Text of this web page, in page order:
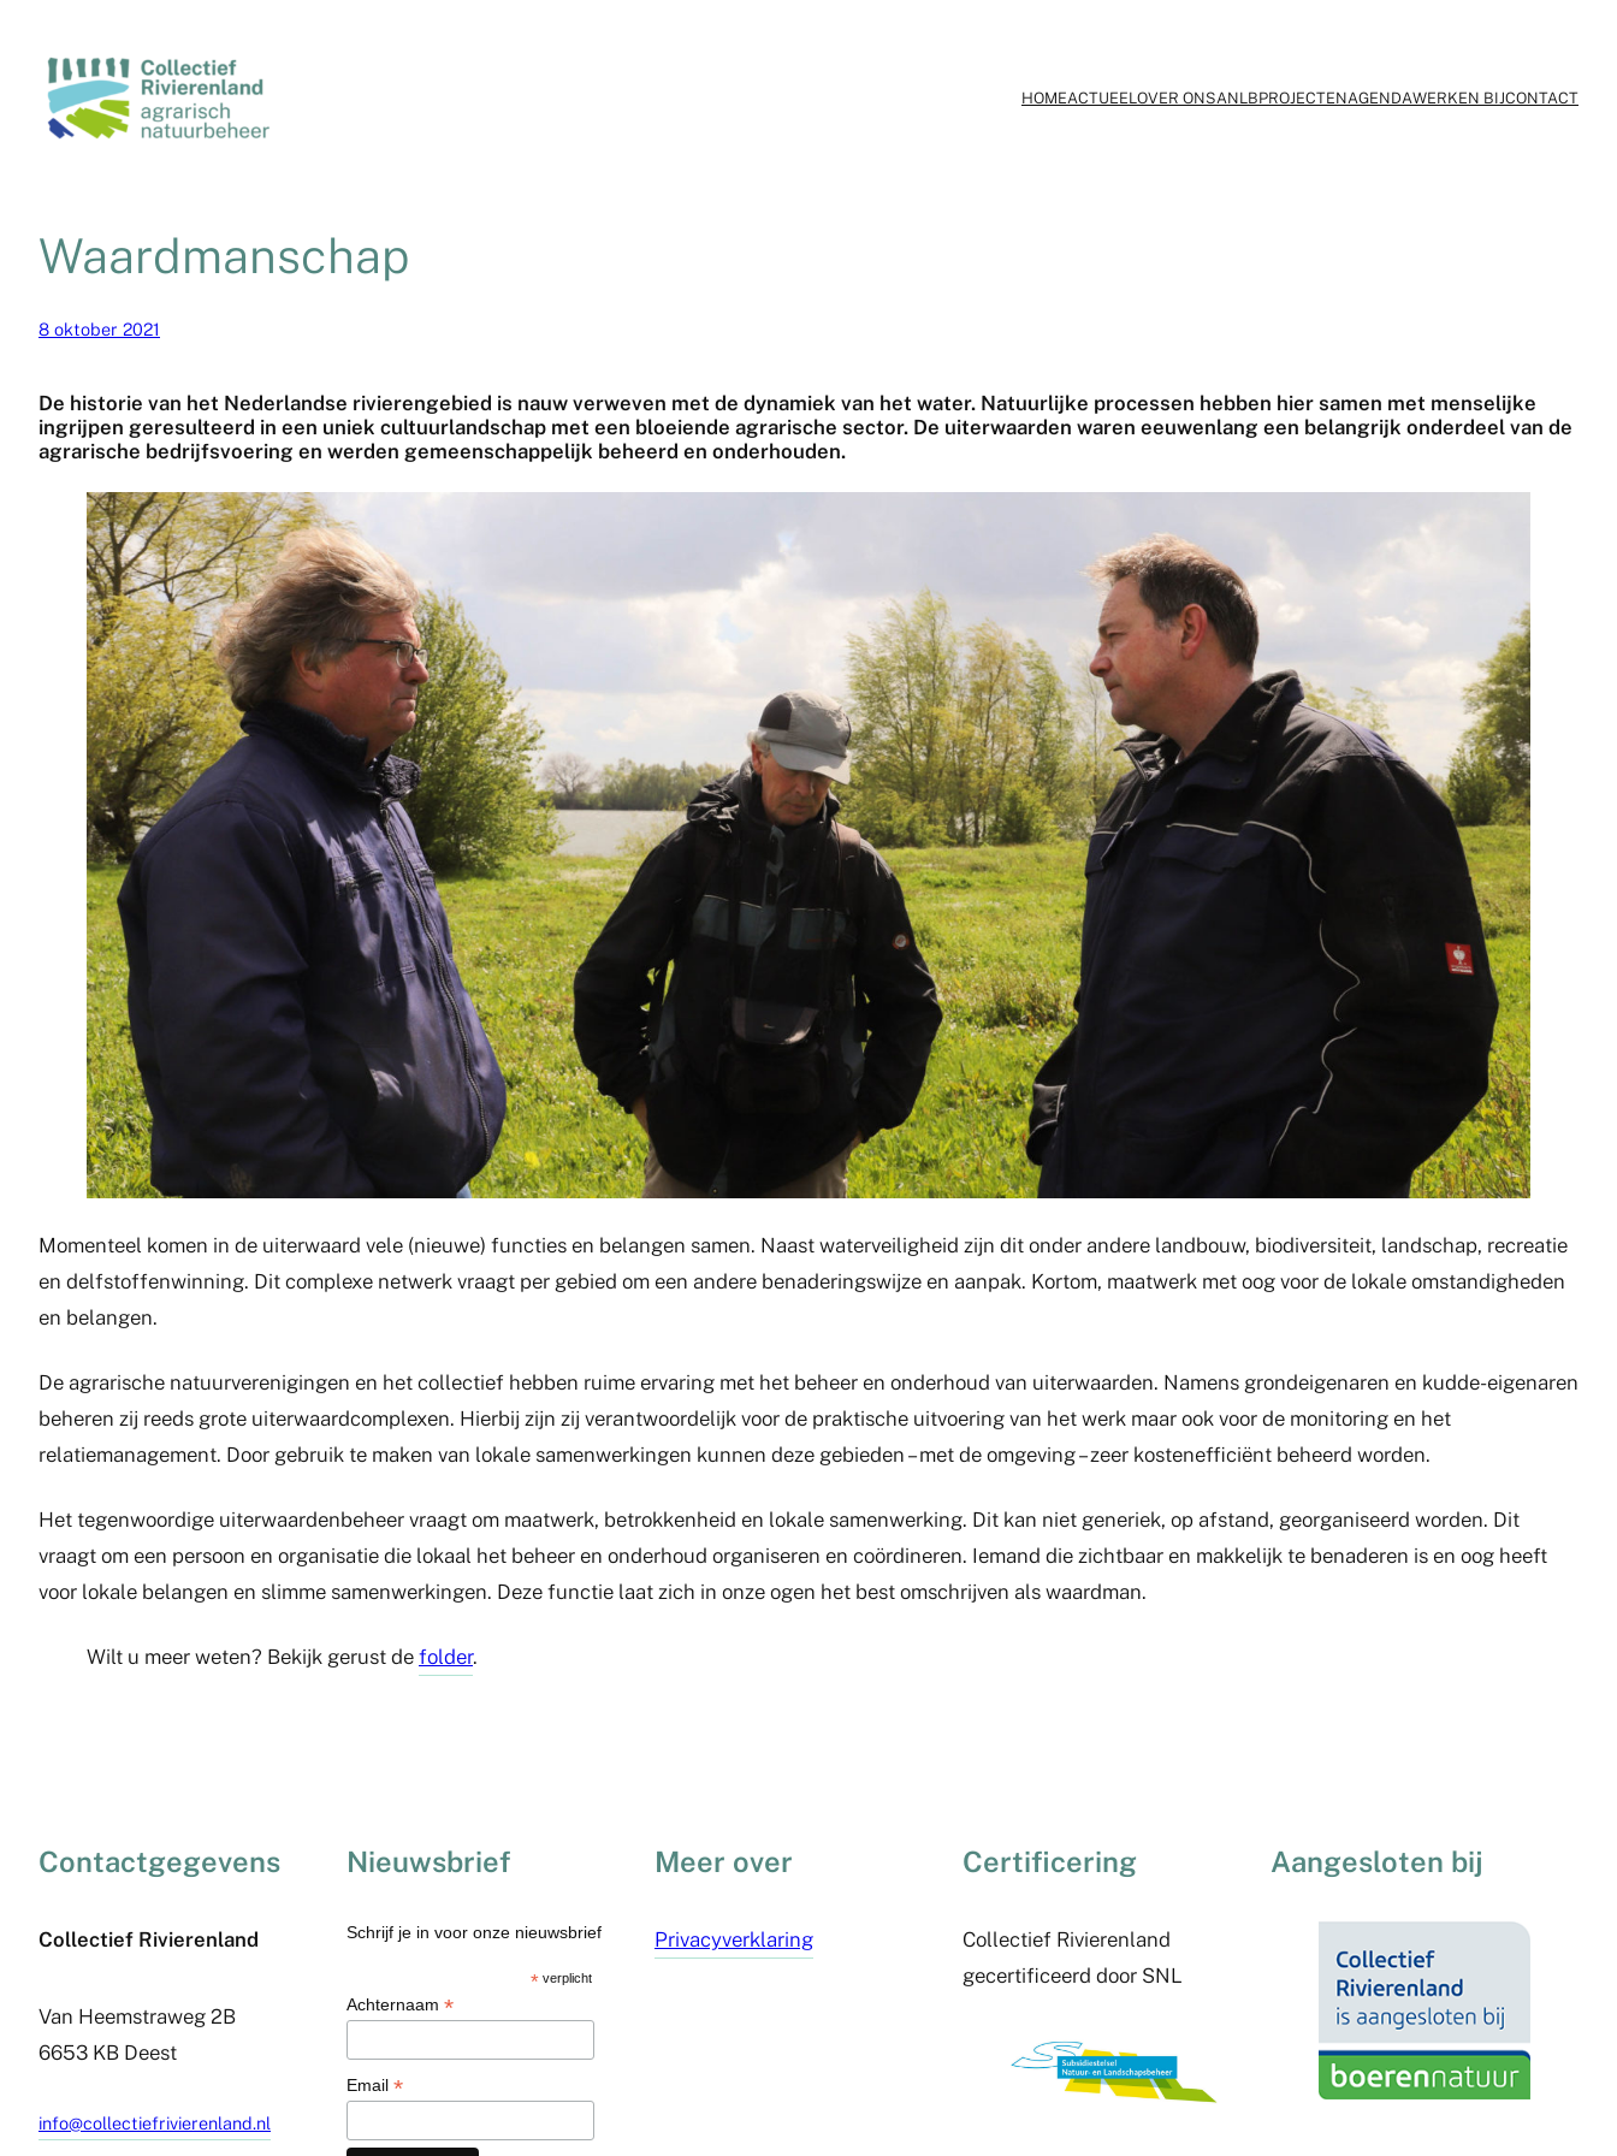
HOMEACTUEELOVER ONSANLBPROJECTENAGENDAWERKEN BIJCONTACT
Waardmanschap
8 oktober 2021
De historie van het Nederlandse rivierengebied is nauw verweven met de dynamiek van het water. Natuurlijke processen hebben hier samen met menselijke
ingrijpen geresulteerd in een uniek cultuurlandschap met een bloeiende agrarische sector. De uiterwaarden waren eeuwenlang een belangrijk onderdeel van de
agrarische bedrijfsvoering en werden gemeenschappelijk beheerd en onderhouden.
Momenteel komen in de uiterwaard vele (nieuwe) functies en belangen samen. Naast waterveiligheid zijn dit onder andere landbouw, biodiversiteit, landschap, recreatie
en delfstoffenwinning. Dit complexe netwerk vraagt per gebied om een andere benaderingswijze en aanpak. Kortom, maatwerk met oog voor de lokale omstandigheden
en belangen.
De agrarische natuurverenigingen en het collectief hebben ruime ervaring met het beheer en onderhoud van uiterwaarden. Namens grondeigenaren en kudde-eigenaren
beheren zij reeds grote uiterwaardcomplexen. Hierbij zijn zij verantwoordelijk voor de praktische uitvoering van het werk maar ook voor de monitoring en het
relatiemanagement. Door gebruik te maken van lokale samenwerkingen kunnen deze gebieden – met de omgeving – zeer kostenefficiënt beheerd worden.
Het tegenwoordige uiterwaardenbeheer vraagt om maatwerk, betrokkenheid en lokale samenwerking. Dit kan niet generiek, op afstand, georganiseerd worden. Dit
vraagt om een persoon en organisatie die lokaal het beheer en onderhoud organiseren en coördineren. Iemand die zichtbaar en makkelijk te benaderen is en oog heeft
voor lokale belangen en slimme samenwerkingen. Deze functie laat zich in onze ogen het best omschrijven als waardman.
Wilt u meer weten? Bekijk gerust de folder.
Contactgegevens
Collectief Rivierenland
Van Heemstraweg 2B
6653 KB Deest
info@collectiefrivierenland.nl
Nieuwsbrief
Schrijf je in voor onze nieuwsbrief
*verplicht
Achternaam *
Email *
Meer over
Privacyverklaring
Certificering
Collectief Rivierenland
gecertificeerd door SNL
Aangesloten bij